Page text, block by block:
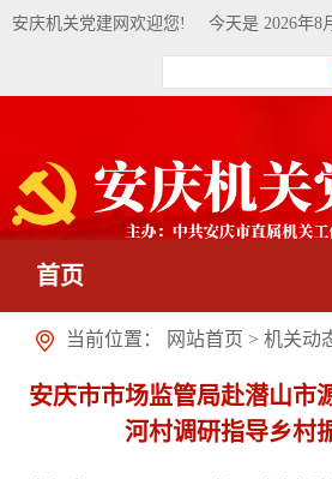
安庆机关党建网欢迎您! 今天是 2026年8
首页
当前位置： 网站首页 > 机关动
安庆市市场监管局赴潜山市
河村调研指导乡村